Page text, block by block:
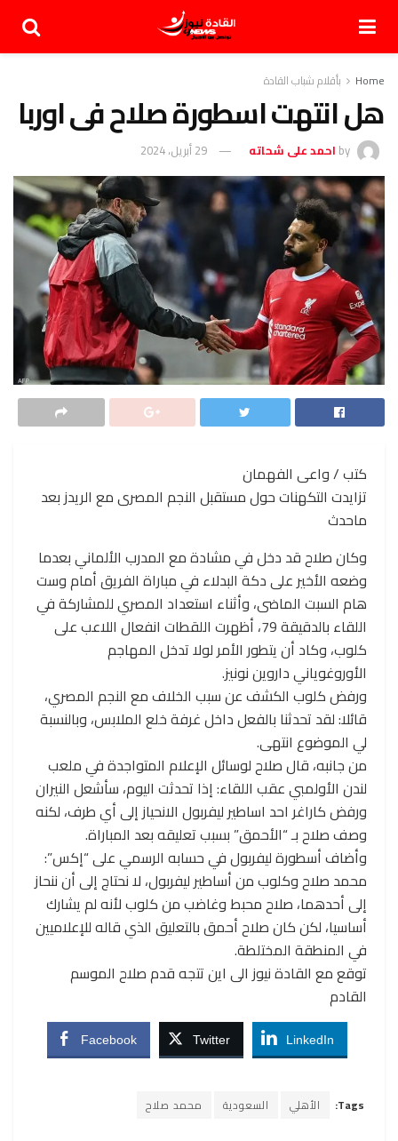
Home بأقلام شباب القادة
هل انتهت اسطورة صلاح فى اوربا
by احمد على شحاته 29 أبريل، 2024
كتب / واعى الفهمان
تزايدت التكهنات حول مستقبل النجم المصرى مع الريدز بعد
ماحدث
وكان صلاح قد دخل في مشادة مع المدرب الألماني بعدما
وضعه الأخير على دكة البدلاء في مباراة الفريق أمام وست
هام السبت الماضى، وأثناء استعداد المصري للمشاركة في
اللقاء بالدقيقة 79، أظهرت اللقطات انفعال اللاعب على
كلوب، وكاد أن يتطور الأمر لولا تدخل المهاجم
الأوروغوياني داروين نونيز.
ورفض كلوب الكشف عن سبب الخلاف مع النجم المصري،
قائلا: لقد تحدثنا بالفعل داخل غرفة خلع الملابس، وبالنسبة
لي الموضوع انتهى.
من جانبه، قال صلاح لوسائل الإعلام المتواجدة في ملعب
لندن الأولمبي عقب اللقاء: إذا تحدثت اليوم، سأشعل النيران
ورفض كاراغر احد اساطير ليفربول الانحياز إلى أي طرف، لكنه
وصف صلاح بـ “الأحمق” بسبب تعليقه بعد المباراة.
وأضاف أسطورة ليفربول في حسابه الرسمي على “إكس”:
محمد صلاح وكلوب من أساطير ليفربول، لا نحتاج إلى أن ننحاز
إلى أحدهما، صلاح محبط وغاضب من كلوب لأنه لم يشارك
أساسيا، لكن كان صلاح أحمق بالتعليق الذي قاله للإعلاميين
في المنطقة المختلطة.
توقع مع القادة نيوز الى اين تتجه قدم صلاح الموسم
القادم
Facebook Twitter LinkedIn
Tags: الأهلي السعودية محمد صلاح